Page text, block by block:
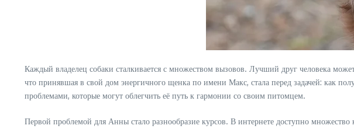
Каждый владелец собаки сталкивается с множеством вызовов. Лучший друг человека
что принявшая в свой дом энергичного щенка по имени Макс, стала перед задачей: как
проблемами, которые могут облегчить её путь к гармонии со своим питомцем.
Первой проблемой для Анны стало разнообразие курсов. В интернете доступно